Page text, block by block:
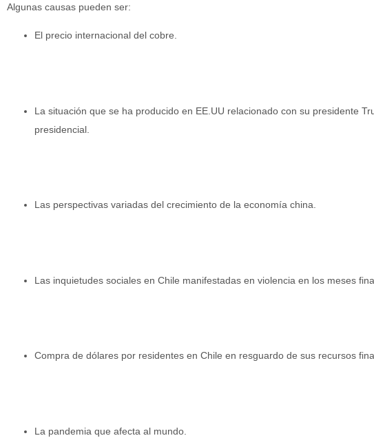
Algunas causas pueden ser:
El precio internacional del cobre.
La situación que se ha producido en EE.UU relacionado con su presidente
presidencial.
Las perspectivas variadas del crecimiento de la economía china.
Las inquietudes sociales en Chile manifestadas en violencia en los meses
Compra de dólares por residentes en Chile en resguardo de sus recursos
La pandemia que afecta al mundo.